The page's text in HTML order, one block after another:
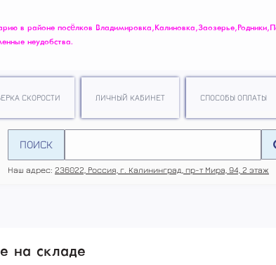
в районе посёлков Владимировка, Калиновка, Заозерье,
неудобства.
СКОРОСТИ ЛИЧНЫЙ КАБИНЕТ СПОСОБЫ ОПЛАТЫ
ПОИСК
Наш адрес: 236022, Россия, г. Калининград, пр-т Мира, 94, 2 этаж
на складе